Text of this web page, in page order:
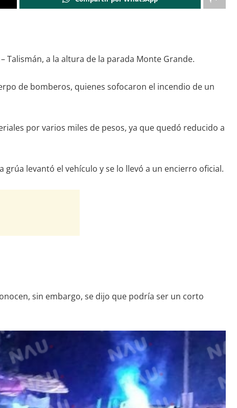
Talismán, a la altura de la parada Monte Grande.
de bomberos, quienes sofocaron el incendio de un
por varios miles de pesos, ya que quedó reducido a
levantó el vehículo y se lo llevó a un encierro oficial.
sin embargo, se dijo que podría ser un corto